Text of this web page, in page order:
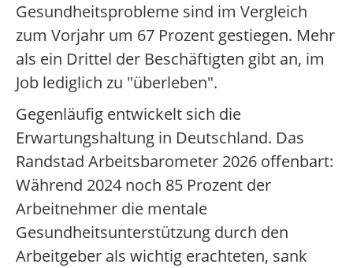
Gesundheitsprobleme sind im Vergleich
zum Vorjahr um 67 Prozent gestiegen. Mehr
als ein Drittel der Beschäftigten gibt an, im
Job lediglich zu "überleben".
Gegenläufig entwickelt sich die
Erwartungshaltung in Deutschland. Das
Randstad Arbeitsbarometer 2026 offenbart:
Während 2024 noch 85 Prozent der
Arbeitnehmer die mentale
Gesundheitsunterstützung durch den
Arbeitgeber als wichtig erachteten, sank